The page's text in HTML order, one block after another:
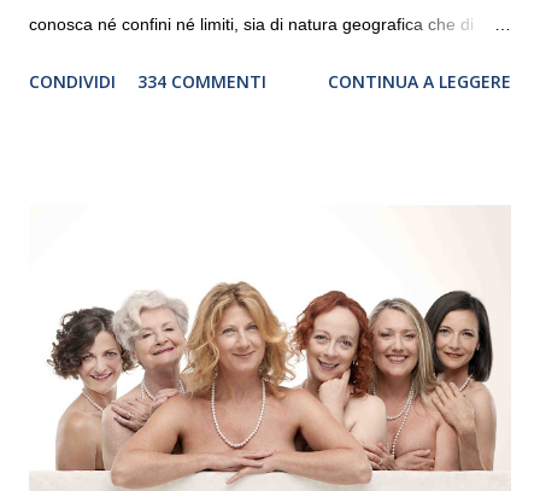
conosca né confini né limiti, sia di natura geografica che di
debutterà il 10 settembre a Heiden, in Germania, e toccherà, in
“Settembre dell’Accademia” dove si esibirà per il secondo anno
consecutivo. Il pubblico milanese avrà il piacere di applaudire i
giovani artisti della Baltic Sea Youth Philharmonic per la quarta
volta. L’orchestra, fondata nel 2008 da Kristjan Järvi (affiancato
da un prestigioso consiglio di consulent...
CONDIVIDI 334 COMMENTI CONTINUA A LEGGERE